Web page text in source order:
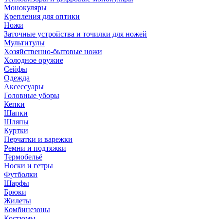
Монокуляры
Крепления для оптики
Ножи
Заточные устройства и точилки для ножей
Мультитулы
Хозяйственно-бытовые ножи
Холодное оружие
Сейфы
Одежда
Аксессуары
Головные уборы
Кепки
Шапки
Шляпы
Куртки
Перчатки и варежки
Ремни и подтяжки
Термобельё
Носки и гетры
Футболки
Шарфы
Брюки
Жилеты
Комбинезоны